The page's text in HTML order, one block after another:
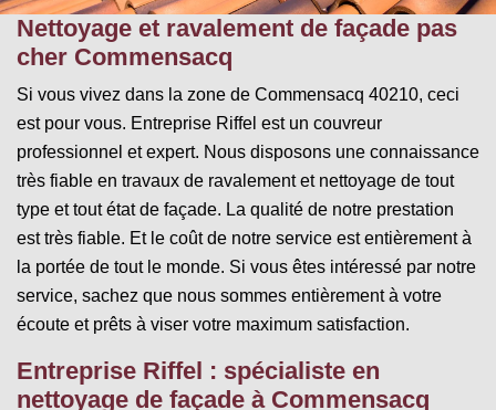
Nettoyage et ravalement de façade pas
cher Commensacq
Si vous vivez dans la zone de Commensacq 40210, ceci
est pour vous. Entreprise Riffel est un couvreur
professionnel et expert. Nous disposons une connaissance
très fiable en travaux de ravalement et nettoyage de tout
type et tout état de façade. La qualité de notre prestation
est très fiable. Et le coût de notre service est entièrement à
la portée de tout le monde. Si vous êtes intéressé par notre
service, sachez que nous sommes entièrement à votre
écoute et prêts à viser votre maximum satisfaction.
Entreprise Riffel : spécialiste en
nettoyage de façade à Commensacq